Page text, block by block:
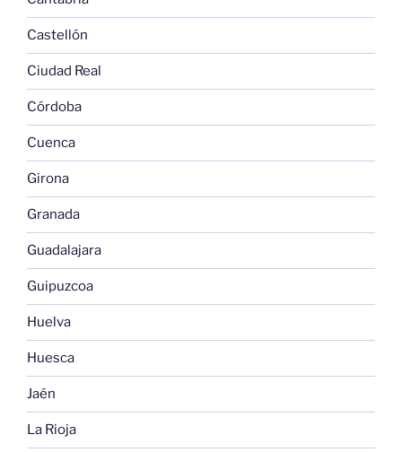
Castellón
Ciudad Real
Córdoba
Cuenca
Girona
Granada
Guadalajara
Guipuzcoa
Huelva
Huesca
Jaén
La Rioja